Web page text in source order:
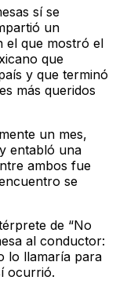
sí se
un
el que mostró el
que
y que terminó
más queridos
un mes,
entabló una
ambos fue
se
de “No
al conductor:
lo llamaría para
ocurrió.